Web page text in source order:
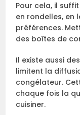
Pour cela, il
en rondelles, en
préférences.
des boîtes de
Il existe aussi
limitent la
congélateur.
chaque fois la
cuisiner.